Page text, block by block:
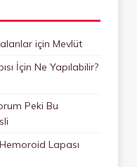
için Mevlüt
İçin Ne Yapılabilir?
Peki Bu
Lapası